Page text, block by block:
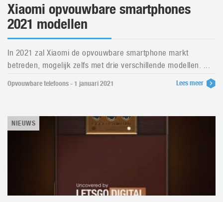
Xiaomi opvouwbare smartphones
2021 modellen
In 2021 zal Xiaomi de opvouwbare smartphone markt
betreden, mogelijk zelfs met drie verschillende modellen. ...
Opvouwbare telefoons - 1 januari 2021 Lees meer
NIEUWS